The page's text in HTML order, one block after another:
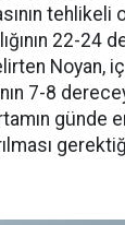
tehlikeli
22-24
Noyan,
7-8
günde